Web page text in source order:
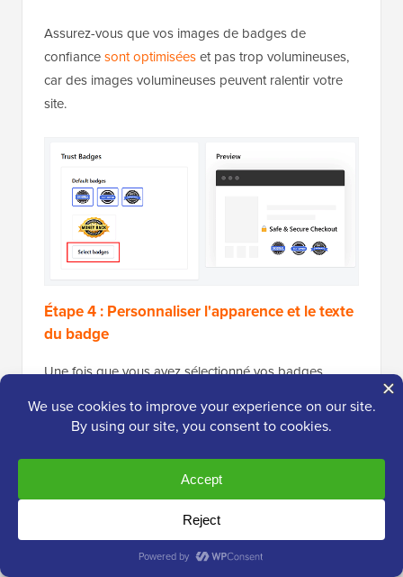
Assurez-vous que vos images de badges de
confiancesont optimiséeset pas trop volumineuses,
car des images volumineuses peuvent ralentir votre
site.
Étape 4 : Personnaliser l'apparence et le texte
du badge
Une fois que vous avez sélectionné vos badges,
« Paramètres ». Ici, vous pouvez personnaliser
Vous pouvez commencer par choisir un alignement :
gauche, droite ou centré. Je recommande de choisir
l'alignement centré car il est plus équilibré et attire
naturellement l'attention du client.